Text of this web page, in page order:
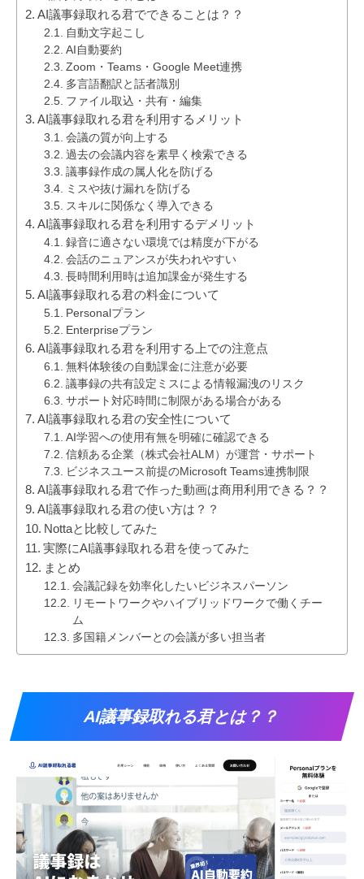
AI議事録取れる君でできることは？？
自動文字起こし
AI自動要約
Zoom・Teams・Google Meet連携
多言語翻訳と話者識別
ファイル取込・共有・編集
AI議事録取れる君を利用するメリット
会議の質が向上する
過去の会議内容を素早く検索できる
議事録作成の属人化を防げる
ミスや抜け漏れを防げる
スキルに関係なく導入できる
AI議事録取れる君を利用するデメリット
録音に適さない環境では精度が下がる
会話のニュアンスが失われやすい
長時間利用時は追加課金が発生する
AI議事録取れる君の料金について
Personalプラン
Enterpriseプラン
AI議事録取れる君を利用する上での注意点
無料体験後の自動課金に注意が必要
議事録の共有設定ミスによる情報漏洩のリスク
サポート対応時間に制限がある場合がある
AI議事録取れる君の安全性について
AI学習への使用有無を明確に確認できる
信頼ある企業（株式会社ALM）が運営・サポート
ビジネスユース前提のMicrosoft Teams連携制限
AI議事録取れる君で作った動画は商用利用できる？？
AI議事録取れる君の使い方は？？
Nottaと比較してみた
実際にAI議事録取れる君を使ってみた
まとめ
会議記録を効率化したいビジネスパーソン
リモートワークやハイブリッドワークで働くチー
ム
多国籍メンバーとの会議が多い担当者
AI議事録取れる君とは？？